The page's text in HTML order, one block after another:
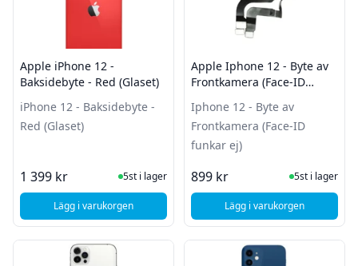
Apple iPhone 12 -
Baksidebyte - Red (Glaset)
iPhone 12 - Baksidebyte -
Red (Glaset)
1 399 kr I Lager
5st i lager
Lägg i varukorgen, Apple iPhone 12 - Baksidebyte - Red (Glaset)
Apple Iphone 12 - Byte av
Frontkamera (Face-ID
Iphone 12 - Byte av
Frontkamera (Face-ID
funkar ej)
899 kr I Lager
5st i lager
Lägg i varukorgen, Apple Iphone 12 -